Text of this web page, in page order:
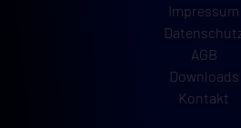
Impressum
AGB
Downloads
Kontakt